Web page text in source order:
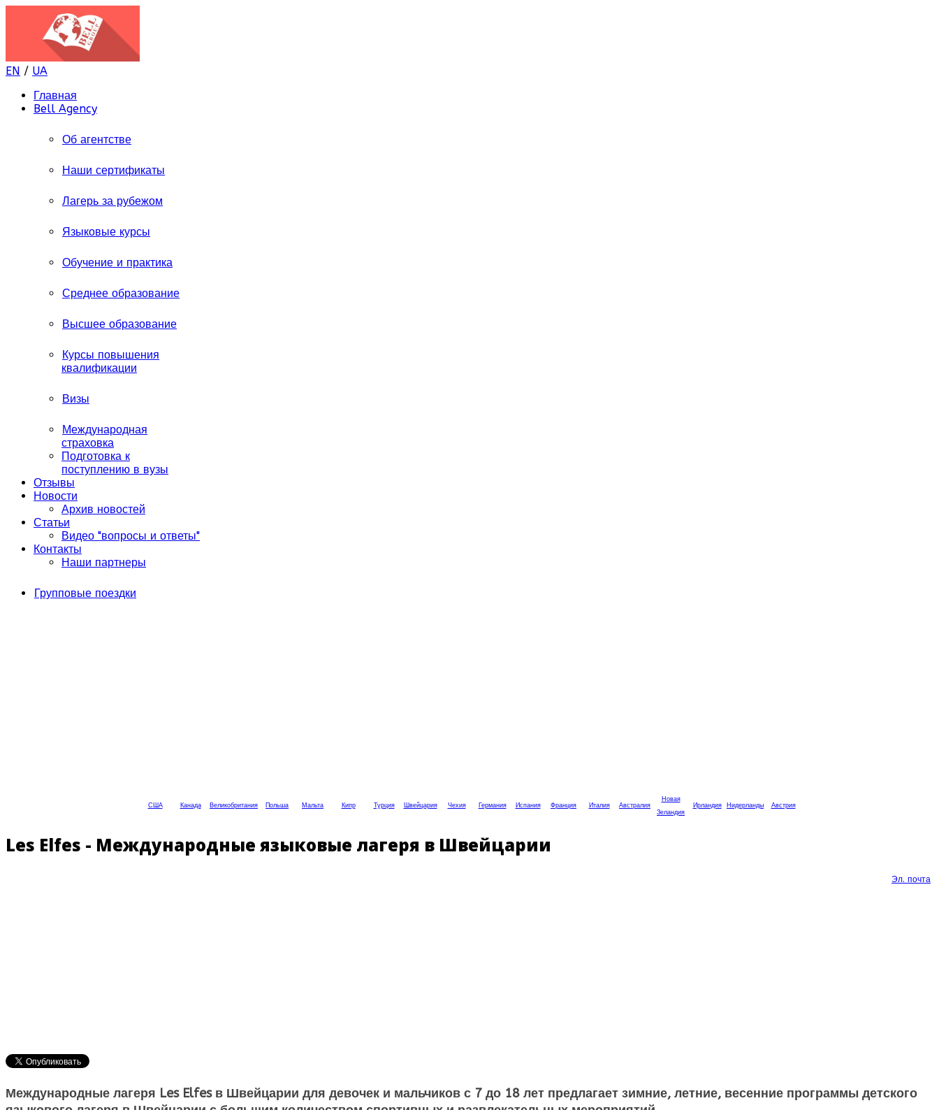
EN / UA
Главная
Bell Agency
Об агентстве
Наши сертификаты
Лагерь за рубежом
Языковые курсы
Обучение и практика
Среднее образование
Высшее образование
Курсы повышения
квалификации
Визы
Международная
страховка
Подготовка к
поступлению в вузы
Отзывы
Новости
Архив новостей
Статьи
Видео "вопросы и ответы"
Контакты
Наши партнеры
Групповые поездки
США Канада Великобритания Польша Мальта Кипр Турция Швейцария Чехия Германия Испания Франция Италия Австралия
Новая
Зеландия
Ирландия Нидерланды Австрия
Les Elfes - Международные языковые лагеря в Швейцарии
Эл. почта
Международные лагеря Les Elfes в Швейцарии для девочек и мальчиков с 7 до 18 лет предлагает зимние, летние, весенние программы детского